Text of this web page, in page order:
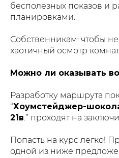
бесполезных показов и
планировками.
Собственникам: чтобы
хаотичный осмотр
Можно ли оказывать
Разработку маршрута
“Хоумстейджер-
21в.” проходят на
Попасть на курс легко!
одной из ниже